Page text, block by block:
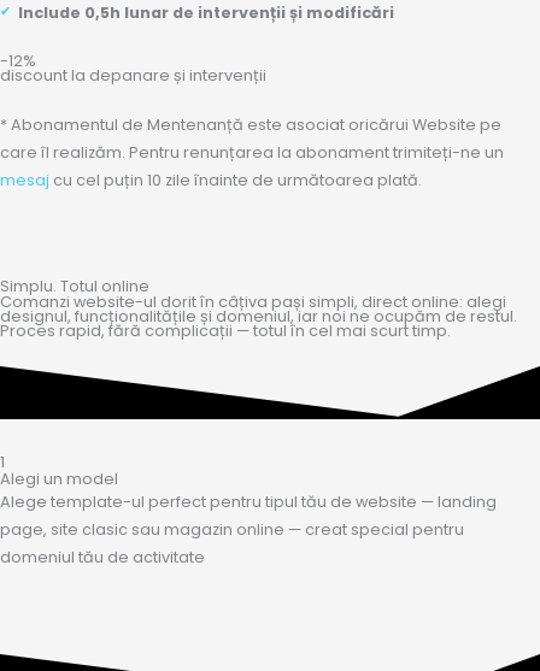
Include 0,5h lunar de intervenții și modificări
-12%
discount la depanare și intervenții
* Abonamentul de Mentenanță este asociat oricărui Website pe
care îl realizăm. Pentru renunțarea la abonament trimiteți-ne un
mesaj cu cel puțin 10 zile înainte de următoarea plată.
Simplu. Totul online
Comanzi website-ul dorit în câțiva pași simpli, direct online: alegi
designul, funcționalitățile și domeniul, iar noi ne ocupăm de restul.
Proces rapid, fără complicații — totul în cel mai scurt timp.
1
Alegi un model
Alege template-ul perfect pentru tipul tău de website — landing
page, site clasic sau magazin online — creat special pentru
domeniul tău de activitate